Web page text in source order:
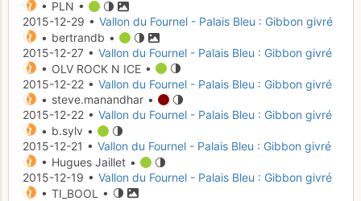
• PLN •
2015-12-29 • Vallon du Fournel - Palais Bleu : Gibbon givré
• bertrandb •
2015-12-27 • Vallon du Fournel - Palais Bleu : Gibbon givré
• OLV ROCK N ICE •
2015-12-22 • Vallon du Fournel - Palais Bleu : Gibbon givré
• steve.manandhar •
2015-12-22 • Vallon du Fournel - Palais Bleu : Gibbon givré
• b.sylv •
2015-12-21 • Vallon du Fournel - Palais Bleu : Gibbon givré
• Hugues Jaillet •
2015-12-19 • Vallon du Fournel - Palais Bleu : Gibbon givré
• TI_BOOL •